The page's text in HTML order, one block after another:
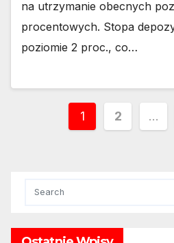
na utrzymanie obecnych
procentowych. Stopa
poziomie 2 proc., co…
1 2 …